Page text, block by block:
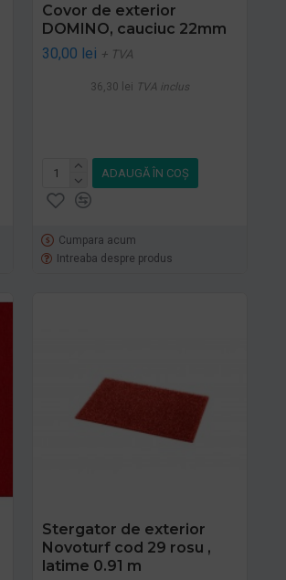
Covor de exterior
DOMINO, cauciuc 22mm
30,00 lei + TVA
36,30 lei TVA inclus
ADAUGĂ ÎN COŞ
Cumpara acum
Intreaba despre produs
Stergator de exterior
Novoturf cod 29 rosu ,
latime 0.91 m